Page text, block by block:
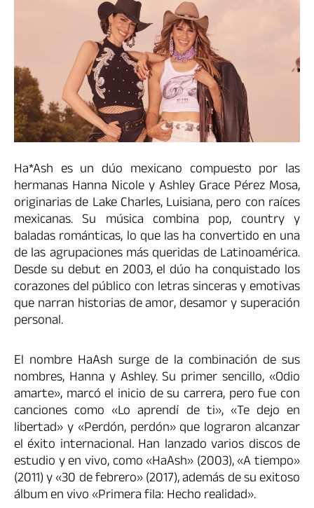
Ha*Ash es un dúo mexicano compuesto por las
hermanas Hanna Nicole y Ashley Grace Pérez Mosa,
originarias de Lake Charles, Luisiana, pero con raíces
mexicanas. Su música combina pop, country y
baladas románticas, lo que las ha convertido en una
de las agrupaciones más queridas de Latinoamérica.
Desde su debut en 2003, el dúo ha conquistado los
corazones del público con letras sinceras y emotivas
que narran historias de amor, desamor y superación
personal.
El nombre HaAsh surge de la combinación de sus
nombres, Hanna y Ashley. Su primer sencillo, «Odio
amarte», marcó el inicio de su carrera, pero fue con
canciones como «Lo aprendí de ti», «Te dejo en
libertad» y «Perdón, perdón» que lograron alcanzar
el éxito internacional. Han lanzado varios discos de
estudio y en vivo, como «HaAsh» (2003), «A tiempo»
(2011) y «30 de febrero» (2017), además de su exitoso
álbum en vivo «Primera fila: Hecho realidad».